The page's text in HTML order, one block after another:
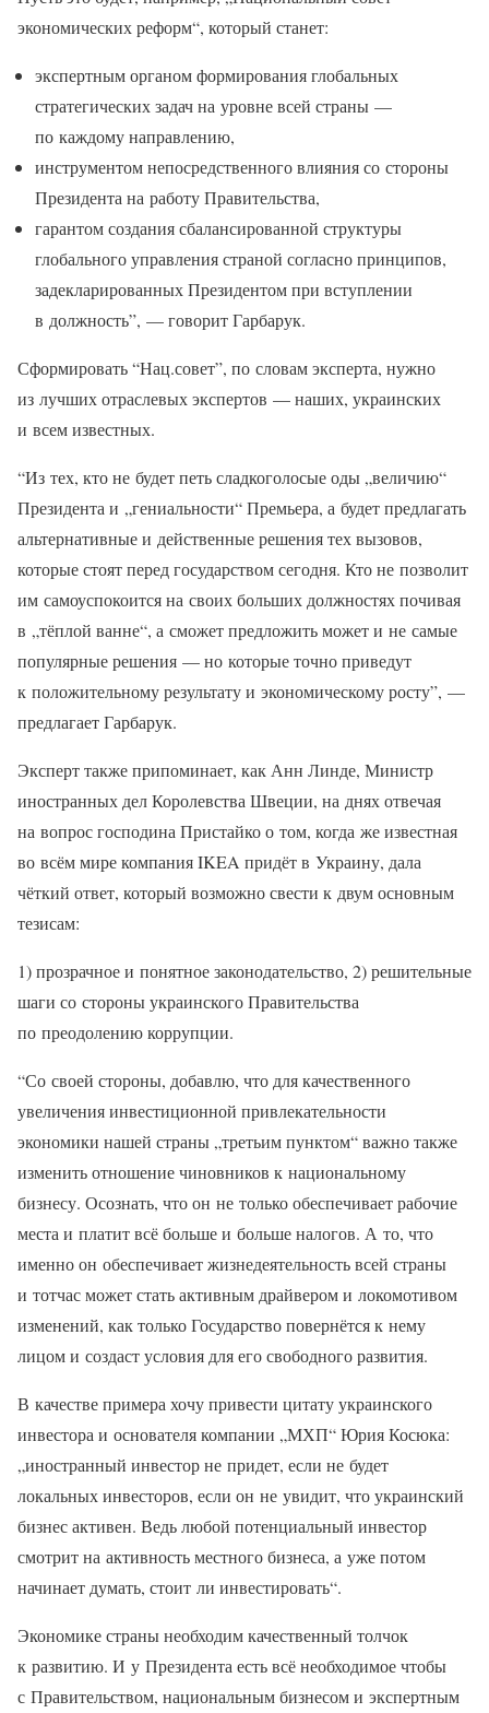
экономических реформ“, который станет:
экспертным органом формирования глобальных
стратегических задач на уровне всей страны —
по каждому направлению,
инструментом непосредственного влияния со стороны
Президента на работу Правительства,
гарантом создания сбалансированной структуры
глобального управления страной согласно принципов,
задекларированных Президентом при вступлении
в должность”, — говорит Гарбарук.
Сформировать “Нац.совет”, по словам эксперта, нужно
из лучших отраслевых экспертов — наших, украинских
и всем известных.
“Из тех, кто не будет петь сладкоголосые оды „величию“
Президента и „гениальности“ Премьера, а будет предлагать
альтернативные и действенные решения тех вызовов,
которые стоят перед государством сегодня. Кто не позволит
им самоуспокоится на своих больших должностях почивая
в „тёплой ванне“, а сможет предложить может и не самые
популярные решения — но которые точно приведут
к положительному результату и экономическому росту”, —
предлагает Гарбарук.
Эксперт также припоминает, как Анн Линде, Министр
иностранных дел Королевства Швеции, на днях отвечая
на вопрос господина Пристайко о том, когда же известная
во всём мире компания IKEA придёт в Украину, дала
чёткий ответ, который возможно свести к двум основным
тезисам:
1) прозрачное и понятное законодательство, 2) решительные
шаги со стороны украинского Правительства
по преодолению коррупции.
“Со своей стороны, добавлю, что для качественного
увеличения инвестиционной привлекательности
экономики нашей страны „третьим пунктом“ важно также
изменить отношение чиновников к национальному
бизнесу. Осознать, что он не только обеспечивает рабочие
места и платит всё больше и больше налогов. А то, что
именно он обеспечивает жизнедеятельность всей страны
и тотчас может стать активным драйвером и локомотивом
изменений, как только Государство повернётся к нему
лицом и создаст условия для его свободного развития.
В качестве примера хочу привести цитату украинского
инвестора и основателя компании „МХП“ Юрия Косюка:
„иностранный инвестор не придет, если не будет
локальных инвесторов, если он не увидит, что украинский
бизнес активен. Ведь любой потенциальный инвестор
смотрит на активность местного бизнеса, а уже потом
начинает думать, стоит ли инвестировать“.
Экономике страны необходим качественный толчок
к развитию. И у Президента есть всё необходимое чтобы
с Правительством, национальным бизнесом и экспертным